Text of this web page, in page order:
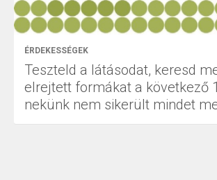
ÉRDEKESSÉGEK
Teszteld a látásodat, keresd
elrejtett formákat a következő
nekünk nem sikerült mindet